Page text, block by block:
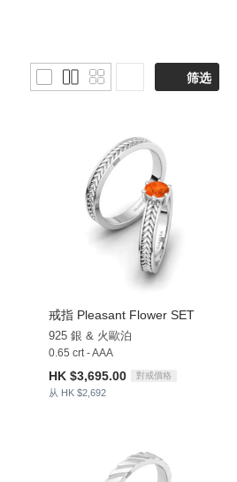
筛选
戒指 Pleasant Flower SET
925 銀 & 火歐泊
0.65 crt - AAA
HK $3,695.00 對戒價格
从 HK $2,692